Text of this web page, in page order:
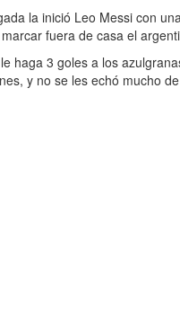
la inició Leo Messi con
fuera de casa el
haga 3 goles a los
y no se les echó mucho